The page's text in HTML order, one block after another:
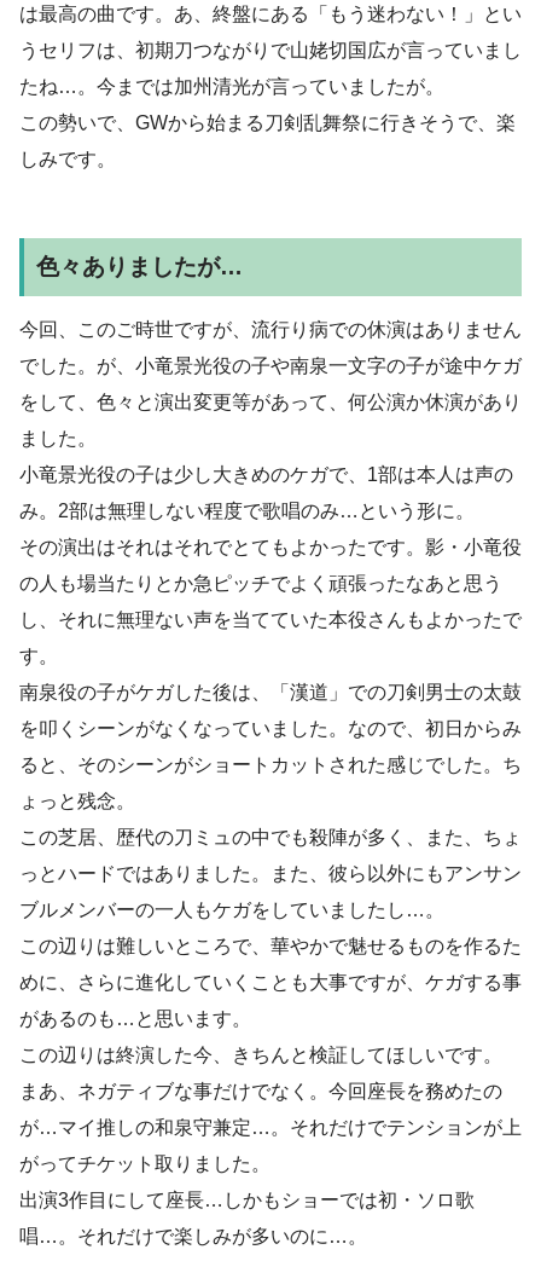
は最高の曲です。あ、終盤にある「もう迷わない！」とい
うセリフは、初期刀つながりで山姥切国広が言っていまし
たね…。今までは加州清光が言っていましたが。
この勢いで、GWから始まる刀剣乱舞祭に行きそうで、楽
しみです。
色々ありましたが…
今回、このご時世ですが、流行り病での休演はありません
でした。が、小竜景光役の子や南泉一文字の子が途中ケガ
をして、色々と演出変更等があって、何公演か休演があり
ました。
小竜景光役の子は少し大きめのケガで、1部は本人は声の
み。2部は無理しない程度で歌唱のみ…という形に。
その演出はそれはそれでとてもよかったです。影・小竜役
の人も場当たりとか急ピッチでよく頑張ったなあと思う
し、それに無理ない声を当てていた本役さんもよかったで
す。
南泉役の子がケガした後は、「漢道」での刀剣男士の太鼓
を叩くシーンがなくなっていました。なので、初日からみ
ると、そのシーンがショートカットされた感じでした。ち
ょっと残念。
この芝居、歴代の刀ミュの中でも殺陣が多く、また、ちょ
っとハードではありました。また、彼ら以外にもアンサン
ブルメンバーの一人もケガをしていましたし…。
この辺りは難しいところで、華やかで魅せるものを作るた
めに、さらに進化していくことも大事ですが、ケガする事
があるのも…と思います。
この辺りは終演した今、きちんと検証してほしいです。
まあ、ネガティブな事だけでなく。今回座長を務めたの
が…マイ推しの和泉守兼定…。それだけでテンションが上
がってチケット取りました。
出演3作目にして座長…しかもショーでは初・ソロ歌
唱…。それだけで楽しみが多いのに…。